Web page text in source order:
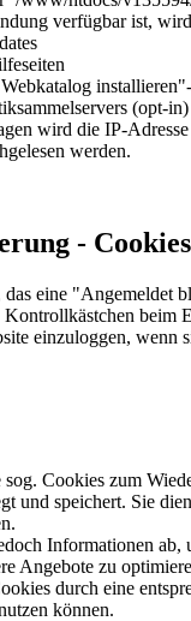
verfügbar ist,
(opt-in)
wird die IP-
werden.
- Cookies
eine "Angemeldet
beim
einzuloggen, wenn
Cookies zum
und speichert. Sie
Informationen
Angebote zu
durch eine
können.